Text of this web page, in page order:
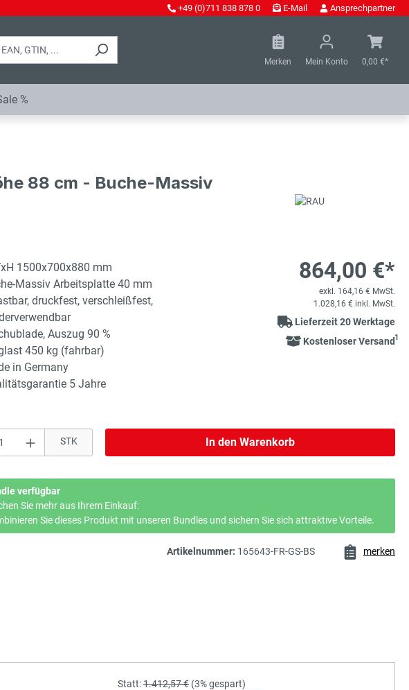
+49 (0)711 838 878 0 E-Mail Ansprechpartner
Merken Mein Konto 0,00 €*
%
88 cm - Buche-Massiv
1500x700x880 mm
Massiv Arbeitsplatte 40 mm
druckfest, verschleißfest,
Auszug 90 %
450 kg (fahrbar)
in Germany
5 Jahre
864,00 €*
exkl. 164,16 € MwSt.
1.028,16 € inkl. MwSt.
Lieferzeit 20 Werktage
Kostenloser Versand1
Anzahl: Gib den gewünschten Wert ein oder
STK In den Warenkorb
verfügbar
Sie mehr aus Ihrem Einkauf:
Sie dieses Produkt mit unseren Bundles und sichern Sie sich attraktive Vorteile.
Artikelnummer: 165643-FR-GS-BS merken
Statt:1.412,57 € (3%gespart)